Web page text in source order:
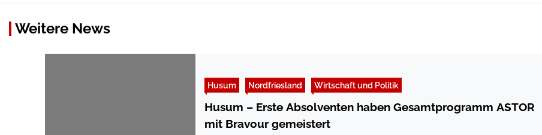
Weitere News
Husum Nordfriesland Wirtschaft und Politik
Husum – Erste Absolventen haben Gesamtprogramm ASTOR
mit Bravour gemeistert